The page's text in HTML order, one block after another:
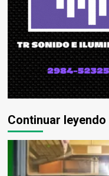
Continuar leyendo